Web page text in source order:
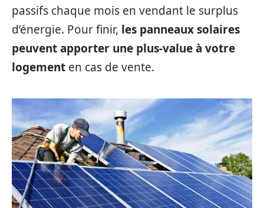
passifs chaque mois en vendant le surplus
d’énergie. Pour finir, les panneaux solaires
peuvent apporter une plus-value à votre
logement en cas de vente.